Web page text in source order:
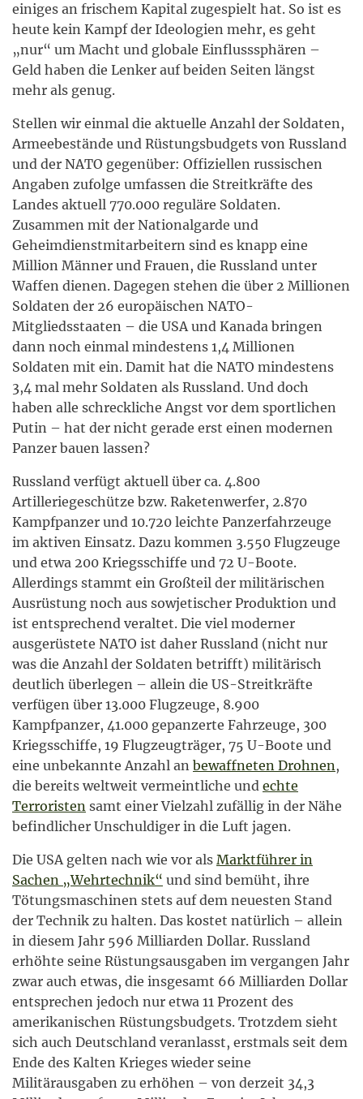
einiges an frischem Kapital zugespielt hat. So ist es
heute kein Kampf der Ideologien mehr, es geht
„nur“ um Macht und globale Einflusssphären –
Geld haben die Lenker auf beiden Seiten längst
mehr als genug.
Stellen wir einmal die aktuelle Anzahl der Soldaten,
Armeebestände und Rüstungsbudgets von Russland
und der NATO gegenüber: Offiziellen russischen
Angaben zufolge umfassen die Streitkräfte des
Landes aktuell 770.000 reguläre Soldaten.
Zusammen mit der Nationalgarde und
Geheimdienstmitarbeitern sind es knapp eine
Million Männer und Frauen, die Russland unter
Waffen dienen. Dagegen stehen die über 2 Millionen
Soldaten der 26 europäischen NATO-
Mitgliedsstaaten – die USA und Kanada bringen
dann noch einmal mindestens 1,4 Millionen
Soldaten mit ein. Damit hat die NATO mindestens
3,4 mal mehr Soldaten als Russland. Und doch
haben alle schreckliche Angst vor dem sportlichen
Putin – hat der nicht gerade erst einen modernen
Panzer bauen lassen?
Russland verfügt aktuell über ca. 4.800
Artilleriegeschütze bzw. Raketenwerfer, 2.870
Kampfpanzer und 10.720 leichte Panzerfahrzeuge
im aktiven Einsatz. Dazu kommen 3.550 Flugzeuge
und etwa 200 Kriegsschiffe und 72 U-Boote.
Allerdings stammt ein Großteil der militärischen
Ausrüstung noch aus sowjetischer Produktion und
ist entsprechend veraltet. Die viel moderner
ausgerüstete NATO ist daher Russland (nicht nur
was die Anzahl der Soldaten betrifft) militärisch
deutlich überlegen – allein die US-Streitkräfte
verfügen über 13.000 Flugzeuge, 8.900
Kampfpanzer, 41.000 gepanzerte Fahrzeuge, 300
Kriegsschiffe, 19 Flugzeugträger, 75 U-Boote und
eine unbekannte Anzahl an bewaffneten Drohnen,
die bereits weltweit vermeintliche und echte
Terroristen samt einer Vielzahl zufällig in der Nähe
befindlicher Unschuldiger in die Luft jagen.
Die USA gelten nach wie vor als Marktführer in
Sachen „Wehrtechnik“ und sind bemüht, ihre
Tötungsmaschinen stets auf dem neuesten Stand
der Technik zu halten. Das kostet natürlich – allein
in diesem Jahr 596 Milliarden Dollar. Russland
erhöhte seine Rüstungsausgaben im vergangen Jahr
zwar auch etwas, die insgesamt 66 Milliarden Dollar
entsprechen jedoch nur etwa 11 Prozent des
amerikanischen Rüstungsbudgets. Trotzdem sieht
sich auch Deutschland veranlasst, erstmals seit dem
Ende des Kalten Krieges wieder seine
Militärausgaben zu erhöhen – von derzeit 34,3